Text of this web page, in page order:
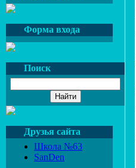
Форма входа
Поиск
Друзья сайта
Школа №63
SanDen